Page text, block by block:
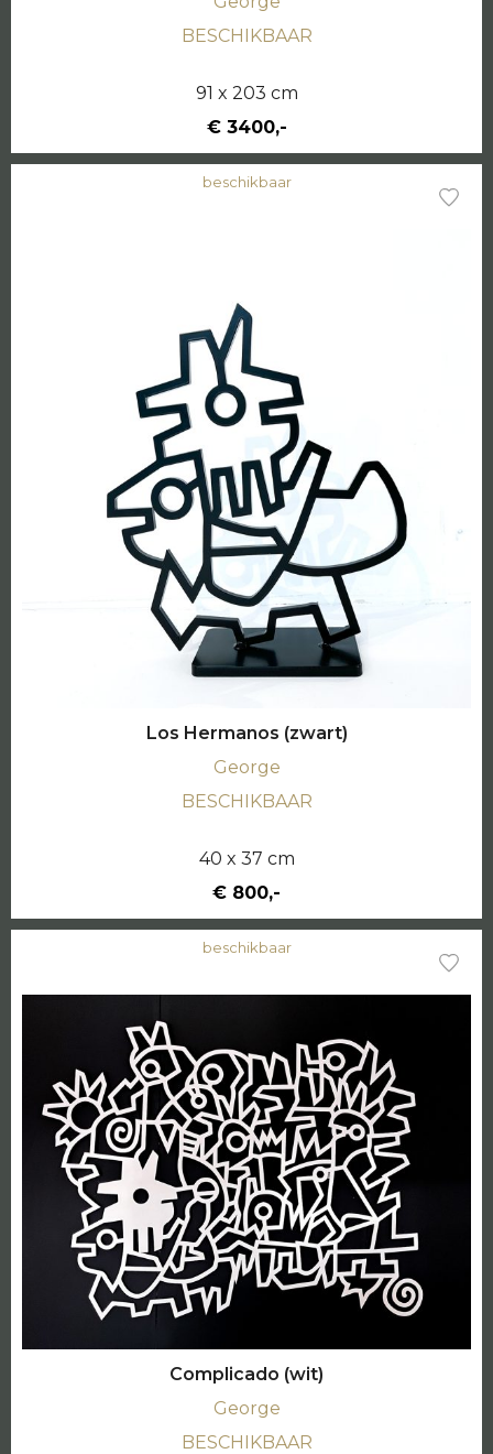
BESCHIKBAAR
91 x 203 cm
€ 3400,-
beschikbaar
Los Hermanos (zwart)
George
BESCHIKBAAR
40 x 37 cm
€ 800,-
beschikbaar
Complicado (wit)
George
BESCHIKBAAR